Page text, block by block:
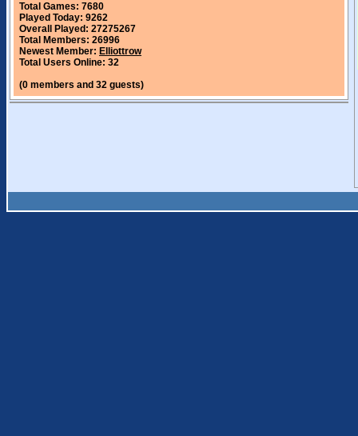
Total Games: 7680
Played Today: 9262
Overall Played: 27275267
Total Members: 26996
Newest Member: Elliottrow
Total Users Online: 32
(0 members and 32 guests)